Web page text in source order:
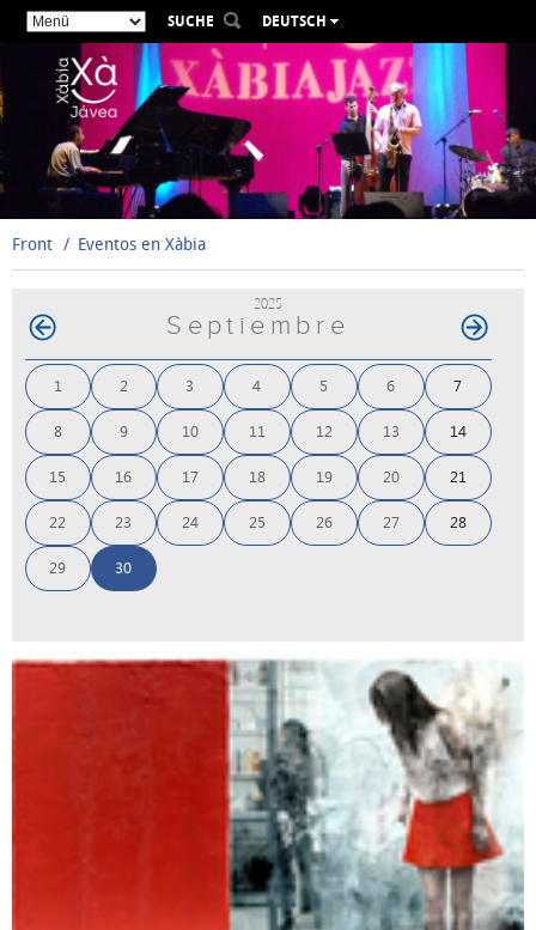
SUCHE
DEUTSCH
ESPAÑOL
VALENCIÀ
FRANÇAIS
РУССКИЙ
Front Eventos en Xàbia
2025
Septiembre
1 2 3 4 5 6 7
8 9 10 11 12 13 14
15 16 17 18 19 20 21
22 23 24 25 26 27 28
29 30